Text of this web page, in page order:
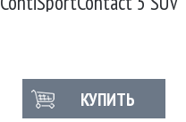
КУПИТЬ